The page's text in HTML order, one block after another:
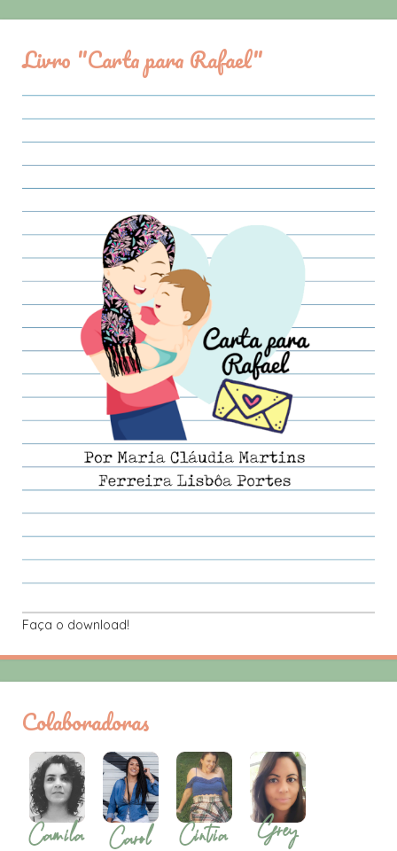
Livro "Carta para Rafael"
Faça o download!
Colaboradoras